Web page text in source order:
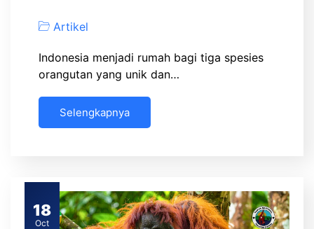
Artikel
Indonesia menjadi rumah bagi tiga spesies
orangutan yang unik dan…
Selengkapnya
18
Oct